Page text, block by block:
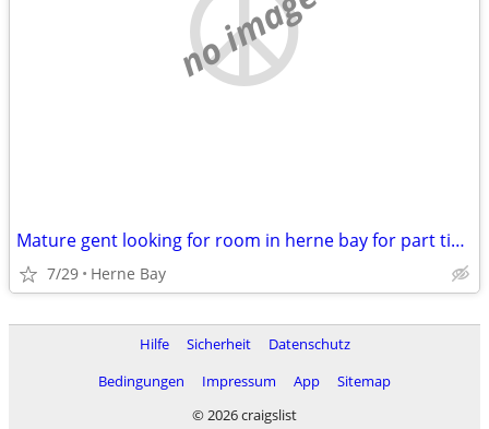
no image
Mature gent looking for room in herne bay for part time massage.
7/29 Herne Bay
Hilfe Sicherheit
Datenschutz
Bedingungen
Impressum App
Sitemap
© 2026 craigslist